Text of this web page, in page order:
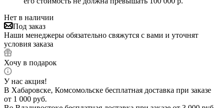
Нет в наличии
Под заказ
Наши менеджеры обязательно свяжутся с вами и уточнят
условия заказа
Хочу в подарок
У нас акция!
В Хабаровске, Комсомольске бесплатная доставка при заказе
от 1 000 руб.